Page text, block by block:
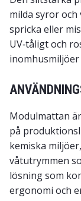
milda syror
spricka eller
UV‑tåligt och
inomhusmiljöer
Modulmattan
på
kemiska
våtutrymmen
lösning som
ergonomi och